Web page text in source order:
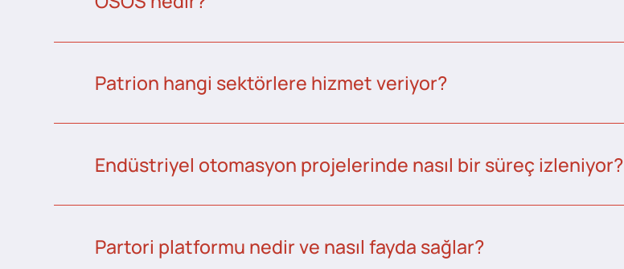
Patrion hangi sektörlere hizmet veriyor?
Endüstriyel otomasyon projelerinde nasıl bir süreç izleniyor?
Partori platformu nedir ve nasıl fayda sağlar?